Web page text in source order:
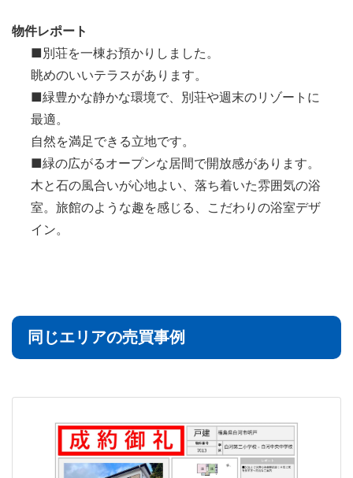
物件レポート
■別荘を一棟お預かりしました。
眺めのいいテラスがあります。
■緑豊かな静かな環境で、別荘や週末のリゾートに
最適。
自然を満足できる立地です。
■緑の広がるオープンな居間で開放感があります。
木と石の風合いが心地よい、落ち着いた雰囲気の浴
室。旅館のような趣を感じる、こだわりの浴室デザ
イン。
同じエリアの売買事例